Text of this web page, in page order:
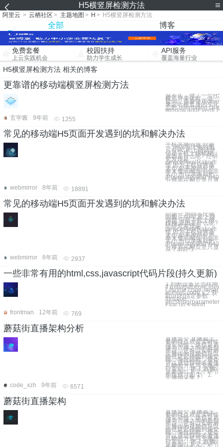
H5横竖屏检测方法
阿里云 > 云栖社区 > 主题地图 > H > H5横竖屏检测方法
全部 博客
免费套餐
上云实践机会
校园扶持
助力学生成长
API服务
覆盖海量行业
H5横竖屏检测方法 相关的博客
更靠谱的移动端横竖屏检测方法
前不久，做了一个H5
横竖屏变化时，做一
疑问，需要使用
来监听横竖屏的变化
监听 orientation
玄学酱
9年前 1255
常见的移动端H5页面开发遇到的坑和解决办法
手机共通问题 问题
一:用同等比例的图
片在PC机上很清楚,
但是手机上很模糊,
原因是什么呢? 经研
究发现是
devicePixelRatio作
怪,因为手机分辨率
太小,如果按照分辨
率来显示网页字会非
常小,所以苹果就把
iPhone 4的960*640
分辨率在网页里只显
webmirror
8年前 18891
常见的移动端H5页面开发遇到的坑和解决办法
问题一:用同等比例
的图片在PC机上很
清楚,但是手机上很
模糊,原因是什么呢?
经研究发现是
devicePixelRatio作
怪,因为手机分辨率
太小,如果按照分辨
率来显示网页字会非
常小,所以苹果就把
iPhone 4的960*640
分辨率在网页里只显
示了480*3
webmirror
8年前 2937
一些非常有用的html,css,javascript代码片段(持久更新)
1.判断设备是否联网
if (navigator.onLine)
{ //some code }else{
//others code } 2.获
取url的指定参数
function
getString(parameter)
{ var url = wind
frontman
12年前 769
蘑菇街直播架构分析
直播简介 直播最主
要的特点就是实时性
与互动性，这也是直
播与点播之间的差别
所在，它可以实时将
主播端的视频信息以
较低延迟传输到观众
端，与此同时，观众
可以通过群聊或者送
礼物的方式与主播进
行互动。 图 1 直播
主要由以下几个环节
所组成（图 1） 1.
主播端采集 2.
code_xzh
9年前 6571
蘑菇街直播架构
直播简介 直播最主
要的特点就是实时性
与互动性，这也是直
播与点播之间的差别
所在，它可以实时将
主播端的视频信息以
较低延迟传输到观众
端，与此同时，观众
可以通过群聊或者送
礼物的方式与主播进
行互动。 图 1 直播
主要由以下几个环节